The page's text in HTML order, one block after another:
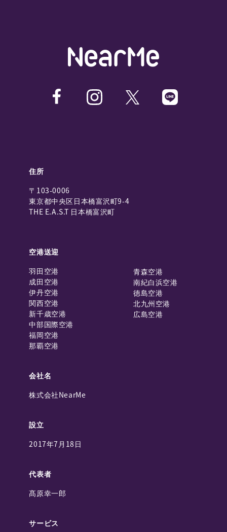
住所
〒103-0006
東京都中央区日本橋富沢町9-4
THE E.A.S.T 日本橋富沢町
空港送迎
羽田空港
成田空港
伊丹空港
関西空港
新千歳空港
中部国際空港
福岡空港
那覇空港
会社名
株式会社NearMe
設立
2017年7月18日
代表者
髙原幸一郎
サービス
青森空港
南紀白浜空港
徳島空港
北九州空港
広島空港